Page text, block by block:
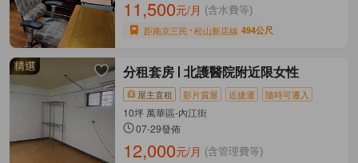
11,500元/月 (含水費等)
距南京三民 松山新店線 494公尺
分租套房 北護醫院附近限女性
屋主直租 影片賞屋 近捷運 隨時可遷入
10坪 萬華區-內江街
07-29發佈
12,000元/月 (含管理費等)